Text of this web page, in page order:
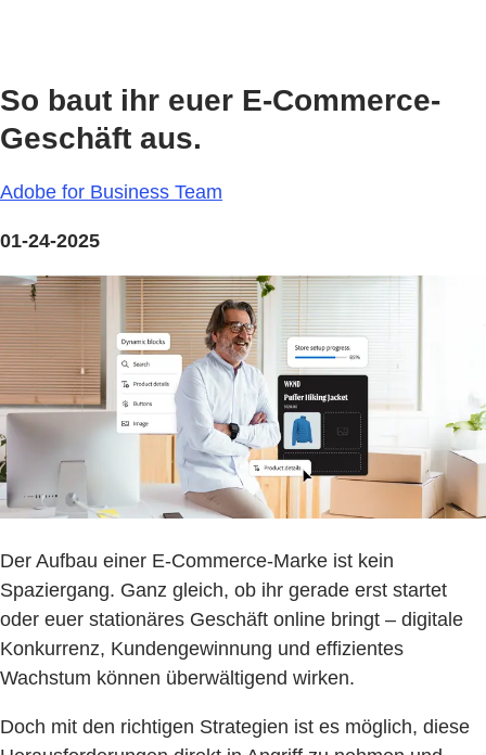
So baut ihr euer E-Commerce-
Geschäft aus.
Adobe for Business Team
01-24-2025
Der Aufbau einer E-Commerce-Marke ist kein
Spaziergang. Ganz gleich, ob ihr gerade erst startet
oder euer stationäres Geschäft online bringt – digitale
Konkurrenz, Kundengewinnung und effizientes
Wachstum können überwältigend wirken.
Doch mit den richtigen Strategien ist es möglich, diese